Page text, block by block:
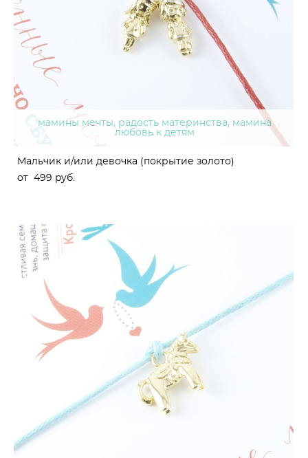
мамины мечты, радость материнства, мамина
любовь к детям
Мальчик и/или девочка (покрытие золото)
от 499 pуб.